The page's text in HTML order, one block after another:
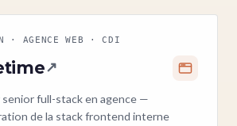
· AGENCE WEB · CDI
↗
senior full-stack en agence —
de la stack frontend interne